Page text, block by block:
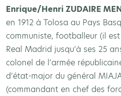
Enrique/Henri ZUDAIRE
en 1912 à Tolosa au Pays
communiste, footballeur (il
Real Madrid jusqu’à ses 25
colonel de l’armée
d’état-major du général
(commandant en chef des